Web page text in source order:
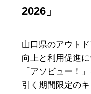
2026」
山口県のアウト
向上と利用促進
「アソビュー！
引く期間限定の